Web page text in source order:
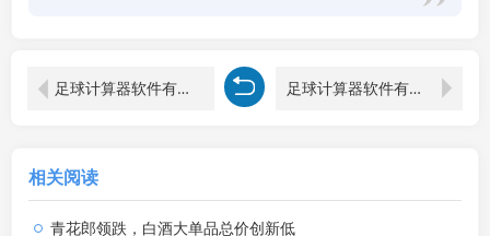
足球计算器软件有哪些名字的图片下载安装 足球计算器软件有哪些免费版可以用手机玩
相关阅读
青花郎领跌，白酒大单品总价创新低